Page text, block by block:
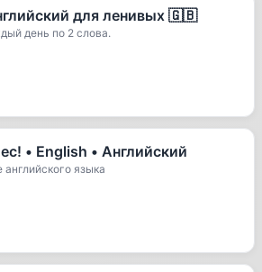
для ленивых 🇬🇧
день по 2 слова.
• English • Английский
английского языка